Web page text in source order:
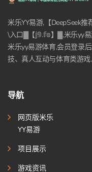
米乐YY易游,【DeepSeek
\入口▓【𝕛𝟡.𝕗𝕠】▓,米乐yy
米乐yy易游体育,会员登录
技、真人互动与体育类游戏
导航
网页版米乐
YY易游
项目展示
游戏资讯